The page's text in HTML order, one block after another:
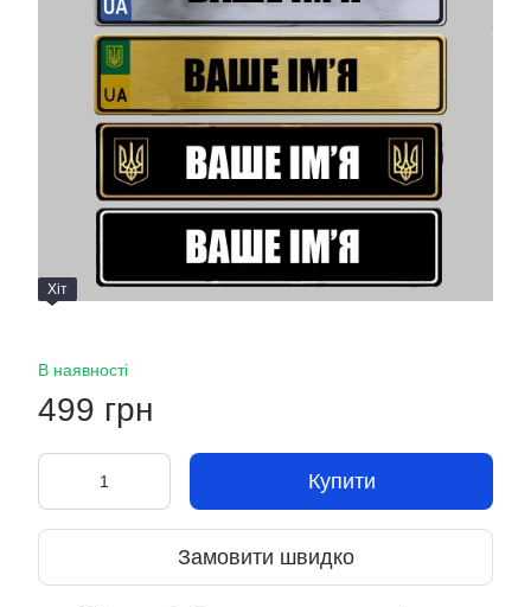
Хіт
В наявності
499 грн
Купити
Замовити швидко